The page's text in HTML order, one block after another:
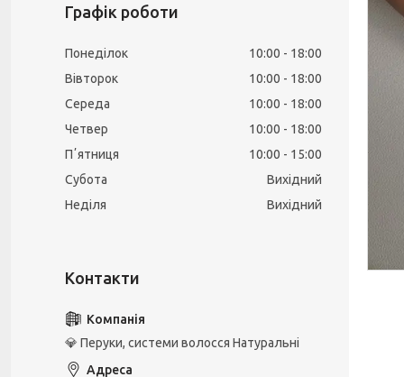
Графік роботи
Понеділок 10:00
18:00
Вівторок
10:00
18:00
Середа
10:00
18:00
Четвер
10:00
18:00
Пʼятниця
10:00
15:00
Субота
Вихідний
Неділя
Вихідний
💎 Перуки, системи волосся Натуральні